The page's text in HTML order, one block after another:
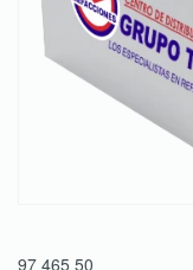
97 465 50